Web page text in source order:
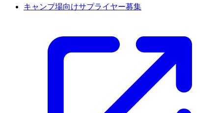
キャンプ場向けサプライヤー募集